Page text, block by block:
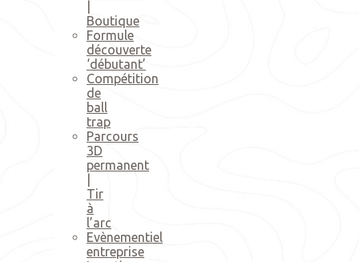
Boutique
Formule
découverte
‘débutant’
Compétition
de
ball
trap
Parcours
3D
permanent
Tir
à
l’arc
Evènementiel
entreprise